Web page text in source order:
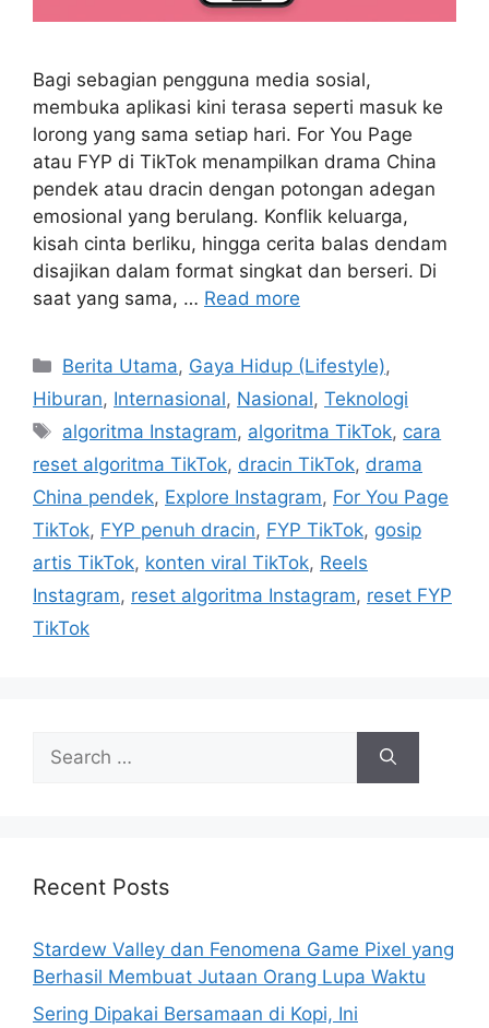
Bagi sebagian pengguna media sosial,
membuka aplikasi kini terasa seperti masuk ke
lorong yang sama setiap hari. For You Page
atau FYP di TikTok menampilkan drama China
pendek atau dracin dengan potongan adegan
emosional yang berulang. Konflik keluarga,
kisah cinta berliku, hingga cerita balas dendam
disajikan dalam format singkat dan berseri. Di
saat yang sama, … Read more
C
a
e
g
o
r
i
s
Berita Utama, Gaya Hidup (Lifestyle),
Hiburan, Internasional, Nasional, Teknologi
T
a
s
algoritma Instagram, algoritma TikTok, cara
reset algoritma TikTok, dracin TikTok, drama
China pendek, Explore Instagram, For You Page
TikTok, FYP penuh dracin, FYP TikTok, gosip
artis TikTok, konten viral TikTok, Reels
Instagram, reset algoritma Instagram, reset FYP
TikTok
h
r
:
Recent Posts
Stardew Valley dan Fenomena Game Pixel yang
Berhasil Membuat Jutaan Orang Lupa Waktu
Sering Dipakai Bersamaan di Kopi, Ini